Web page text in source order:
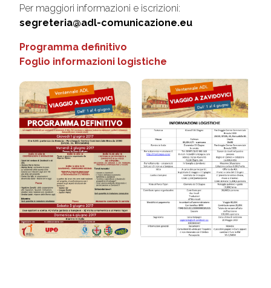
Per maggiori informazioni e iscrizioni:
segreteria@adl-comunicazione.eu
Programma definitivo
Foglio informazioni logistiche